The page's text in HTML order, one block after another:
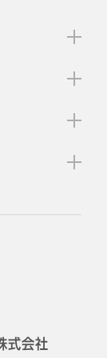
式会社